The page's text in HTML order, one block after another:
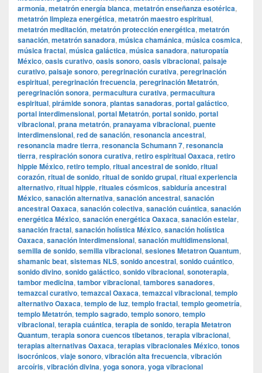
armonía, metatrón energía blanca, metatrón enseñanza esotérica,
metatrón limpieza energética, metatrón maestro espiritual,
metatrón meditación, metatrón protección energética, metatrón
sanación, metatrón sanadora, música chamánica, música cosmica,
música fractal, música galáctica, música sanadora, naturopatía
México, oasis curativo, oasis sonoro, oasis vibracional, paisaje
curativo, paisaje sonoro, peregrinación curativa, peregrinación
espiritual, peregrinación frecuencia, peregrinación Metatrón,
peregrinación sonora, permacultura curativa, permacultura
espiritual, pirámide sonora, plantas sanadoras, portal galáctico,
portal interdimensional, portal Metatrón, portal sonido, portal
vibracional, prana metatrón, pranayama vibracional, puente
interdimensional, red de sanación, resonancia ancestral,
resonancia madre tierra, resonancia Schumann 7, resonancia
tierra, respiración sonora curativa, retiro espiritual Oaxaca, retiro
hippie México, retiro templo, ritual ancestral de sonido, ritual
corazón, ritual de sonido, ritual de sonido grupal, ritual experiencia
alternativo, ritual hippie, rituales cósmicos, sabiduría ancestral
México, sanación alternativa, sanación ancestral, sanación
ancestral Oaxaca, sanación colectiva, sanación cuántica, sanación
energética México, sanación energética Oaxaca, sanación estelar,
sanación fractal, sanación holística México, sanación holística
Oaxaca, sanación interdimensional, sanación multidimensional,
semilla de sonido, semilla vibracional, sesiones Metatron Quantum,
shamanic beat, sistemas NLS, sonido ancestral, sonido cuántico,
sonido divino, sonido galáctico, sonido vibracional, sonoterapia,
tambor medicina, tambor vibracional, tambores sanadores,
temazcal curativo, temazcal Oaxaca, temazcal vibracional, templo
alternativo Oaxaca, templo de luz, templo fractal, templo geometría,
templo Metatrón, templo sagrado, templo sonoro, templo
vibracional, terapia cuántica, terapia de sonido, terapia Metatron
Quantum, terapia sonora cuencos tibetanos, terapia vibracional,
terapias alternativas Oaxaca, terapias vibracionales México, tonos
isocrónicos, viaje sonoro, vibración alta frecuencia, vibración
arcoíris, vibración divina, yoga sonora, yoga vibracional